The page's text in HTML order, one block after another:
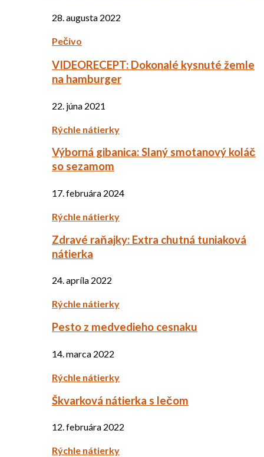
28. augusta 2022
Pečivo
VIDEORECEPT: Dokonalé kysnuté žemle
na hamburger
22. júna 2021
Rýchle nátierky
Výborná gibanica: Slaný smotanový koláč
so sezamom
17. februára 2024
Rýchle nátierky
Zdravé raňajky: Extra chutná tuniaková
nátierka
24. apríla 2022
Rýchle nátierky
Pesto z medvedieho cesnaku
14. marca 2022
Rýchle nátierky
Škvarková nátierka s lečom
12. februára 2022
Rýchle nátierky